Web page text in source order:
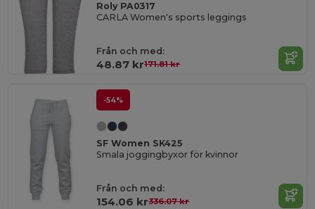
Roly PA0317
CARLA Women's sports leggings
Från och med:
48.87 kr171.81 kr
-54%
SF Women SK425
Smala joggingbyxor för kvinnor
Från och med:
154.06 kr336.07 kr